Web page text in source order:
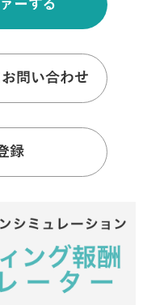
ーする
問い合わせ
録